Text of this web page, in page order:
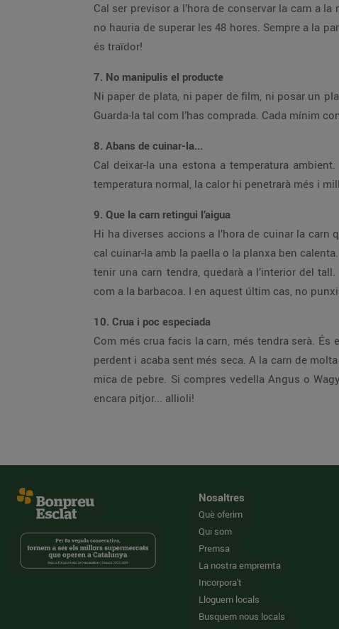
Cal ser previsor a l’hora de conservar la carn a
no hauria de superar les 48 hores. Sempre a la
és traïdor!
7. No manipulis el producte
Ni paper de plata, ni paper de film, ni posar un
Guarda-la tal com l’has comprada. Cada mínim
8. Abans de cuinar-la...
Cal deixar-la una estona a temperatura
temperatura normal, la calor hi penetrarà més i
9. Que la carn retingui l’aigua
Hi ha diverses accions a l’hora de cuinar la
cal cuinar-la amb la paella o la planxa ben
tenir una carn tendra, quedarà a l’interior del
com a la barbacoa. I en aquest últim cas, no
10. Crua i poc especiada
Com més crua facis la carn, més tendra serà.
perdent i acaba sent més seca. A la carn de
mica de pebre. Si compres vedella Angus o
encara pitjor... allioli!
Nosaltres
Què oferim
Qui som
Premsa
La nostra empremta
Incorpora't
Lloguem locals
Busquem nous locals